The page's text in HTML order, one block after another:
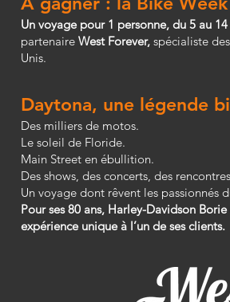
Un voyage pour 1 personne, du 5 au
partenaire West Forever, spécialiste
Unis.
Daytona, une légende
Des milliers de motos.
Le soleil de Floride.
Main Street en ébullition.
Des shows, des concerts, des
Un voyage dont rêvent les passionnés
Pour ses 80 ans, Harley-Davidson
expérience unique à l’un de ses clients.